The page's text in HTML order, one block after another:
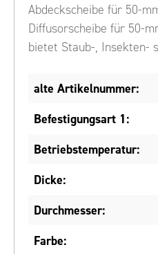
Abdeckscheibe für 50-
Diffusorscheibe für 50-
bietet Staub-, Insekten-
alte Artikelnummer:
Befestigungsart 1:
Betriebstemperatur:
Dicke:
Durchmesser:
Farbe: